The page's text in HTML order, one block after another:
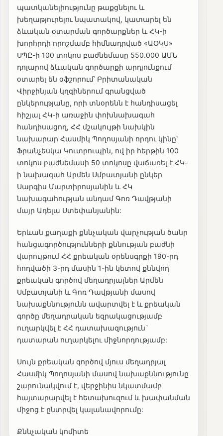
պատկանելիությունը թաքցնելու և
խեղաթյուրելու նպատակով, կատարել են
ձևական օտարման գործարքներ և ՀԿ-ի
խորհրդի որոշմամբ հիմնադրված «ԱՕԿՍ»
ՍՊԸ-ի 100 տոկոս բաժնեմասը 550.000 ԱՄՆ
դոլարով ձևական գործարքի արդյունքում
օտարել են օֆշորում՝ Բրիտանական
Վիրջինյան կղզիներում գրանցված
ընկերությանը, որի տնօրենն է հանդիսացել
հիշյալ ՀԿ-ի առաջին փոխնախագահ
հանդիսացող, ՀՀ մշակույթի նախկին
նախարար Հասմիկ Պողոսյանի որդու կինը՝
Ֆրանչեսկա Կուտրուպին, ով իր հերթին 100
տոկոս բաժնեմասի 50 տոկոսը վաճառել է ՀԿ-
ի նախագահ Արմեն Սմբատյանի ընկեր
Սարգիս Մարտիրոսյանին և ՀԿ
նախագահության անդամ Գոռ Դավթյանի
մայր Ադելա Ստեփանյանին:
Երևան քաղաքի քննչական վարչության ծանր
հանցագործությունների քննության բաժնի
վարույթում ՀՀ քրեական օրենսգրքի 190-րդ
հոդվածի 3-րդ մասին 1-ին կետով քննվող
քրեական գործով մեղադրյալներ Արմեն
Սմբատյանի և Գոռ Դավթյանի մասով
նախաքննությունն ավարտվել է և քրեական
գործը մեղադրական եզրակացությամբ
ուղարկվել է ՀՀ դատախազություն`
դատարան ուղարկելու միջնորդությամբ:
Սույն քրեական գործով մյուս մեղադրյալ
Հասմիկ Պողոսյանի մասով նախաքննությունը
շարունակվում է, վերջինիս նկատմամբ
հայտարարվել է հետախուզում և խափանման
միջոց է ընտրվել կալանավորումը:
Քննչական կոմիտե